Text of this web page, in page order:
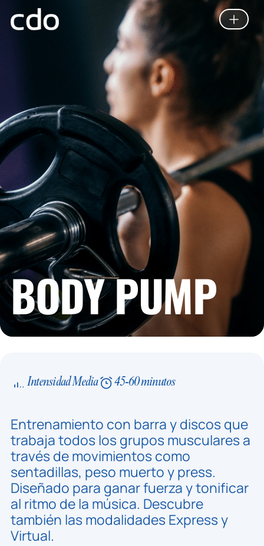
BODY PUMP
Intensidad Media 45-60 minutos
Entrenamiento con barra y discos que
trabaja todos los grupos musculares a
través de movimientos como
sentadillas, peso muerto y press.
Diseñado para ganar fuerza y tonificar
al ritmo de la música. Descubre
también las modalidades Express y
Virtual.